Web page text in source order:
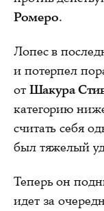
Ромеро.
Лопес в
и потерпел
от Шакура
категорию
считать себя
был тяжелый
Теперь он
идет за